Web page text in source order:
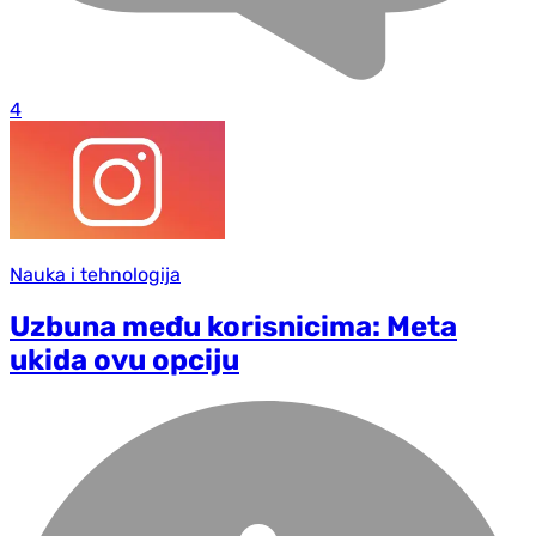
4
Nauka i tehnologija
Uzbuna među korisnicima: Meta
ukida ovu opciju